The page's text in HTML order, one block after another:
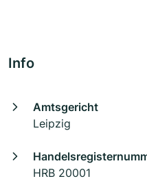
Info
Amtsgericht
Leipzig
HRB 20001